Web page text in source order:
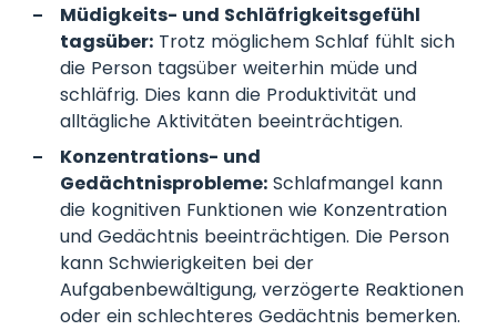
Müdigkeits- und Schläfrigkeitsgefühl
tagsüber: Trotz möglichem Schlaf fühlt sich
die Person tagsüber weiterhin müde und
schläfrig. Dies kann die Produktivität und
alltägliche Aktivitäten beeinträchtigen.
Konzentrations- und
Gedächtnisprobleme: Schlafmangel kann
die kognitiven Funktionen wie Konzentration
und Gedächtnis beeinträchtigen. Die Person
kann Schwierigkeiten bei der
Aufgabenbewältigung, verzögerte Reaktionen
oder ein schlechteres Gedächtnis bemerken.